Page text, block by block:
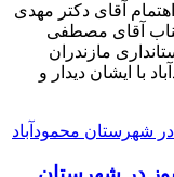
آقای دکتر مهدی
آقای مصطفی
مازندران
با ایشان دیدار و